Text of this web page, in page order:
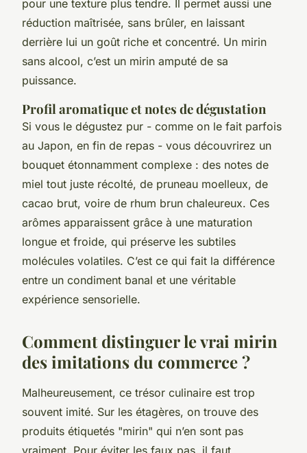
pour une texture plus tendre. Il permet aussi une
réduction maîtrisée, sans brûler, en laissant
derrière lui un goût riche et concentré. Un mirin
sans alcool, c’est un mirin amputé de sa
puissance.
Profil aromatique et notes de dégustation
Si vous le dégustez pur - comme on le fait parfois
au Japon, en fin de repas - vous découvrirez un
bouquet étonnamment complexe : des notes de
miel tout juste récolté, de pruneau moelleux, de
cacao brut, voire de rhum brun chaleureux. Ces
arômes apparaissent grâce à une maturation
longue et froide, qui préserve les subtiles
molécules volatiles. C’est ce qui fait la différence
entre un condiment banal et une véritable
expérience sensorielle.
Comment distinguer le vrai mirin
des imitations du commerce ?
Malheureusement, ce trésor culinaire est trop
souvent imité. Sur les étagères, on trouve des
produits étiquetés "mirin" qui n’en sont pas
vraiment. Pour éviter les faux pas, il faut